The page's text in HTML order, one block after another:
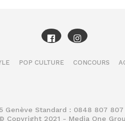
POP CULTURE CONCOURS
Genève Standard : 0848 807
Copyright 2021 - Media One